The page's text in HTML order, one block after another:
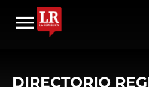
DIRECTORIO